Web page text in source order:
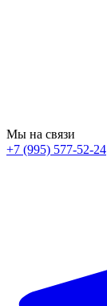
Мы на связи
+7 (995) 577-52-24